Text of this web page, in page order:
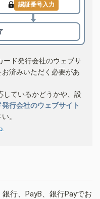
認証番号入力
ード発行会社のウェブサ
済みいただく必要があ
しているかどうかや、設
発行会社のウェブサイト
。
行、PayB、銀行Payでお